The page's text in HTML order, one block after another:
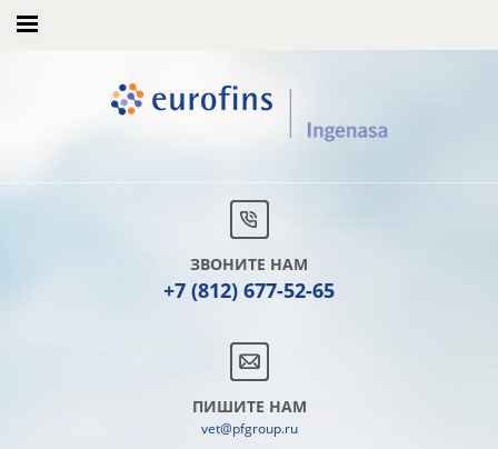
ЗВОНИТЕ НАМ
+7 (812) 677-52-65
ПИШИТЕ НАМ
vet@pfgroup.ru